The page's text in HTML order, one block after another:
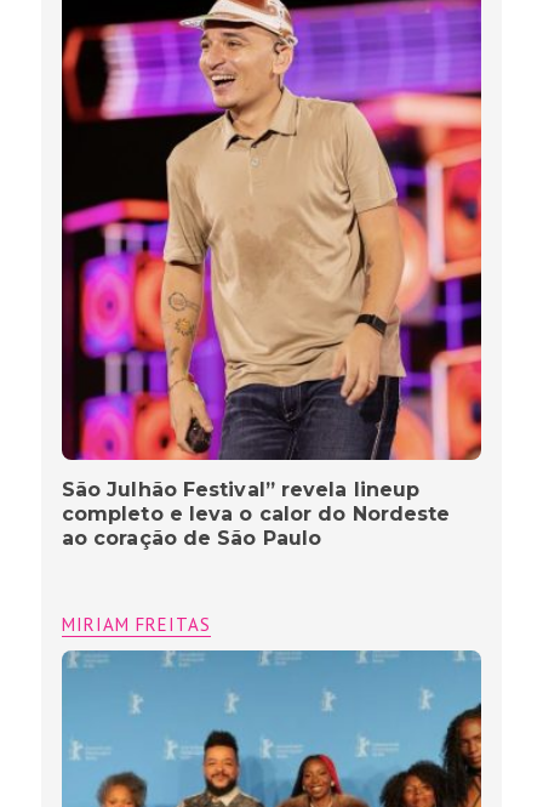
São Julhão Festival” revela lineup
completo e leva o calor do Nordeste
ao coração de São Paulo
MIRIAM FREITAS